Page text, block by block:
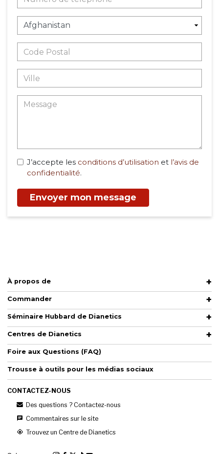
J’accepte les conditions d’utilisation et l’avis de
confidentialité.
Envoyer mon message
À propos de
Commander
Séminaire Hubbard de Dianetics
Centres de Dianetics
Foire aux Questions (FAQ)
Trousse à outils pour les médias sociaux
CONTACTEZ-NOUS
Des questions ? Contactez-nous
Commentaires sur le site
Trouvez un Centre de Dianetics